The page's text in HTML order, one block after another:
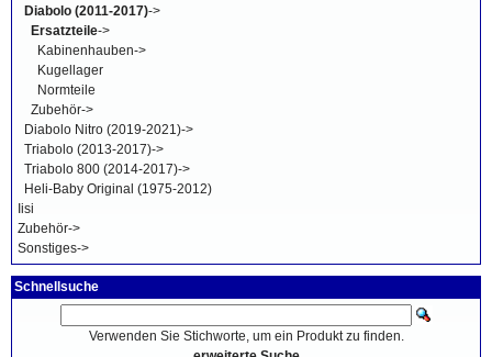
Diabolo (2011-2017)->
Ersatzteile->
Kabinenhauben->
Kugellager
Normteile
Zubehör->
Diabolo Nitro (2019-2021)->
Triabolo (2013-2017)->
Triabolo 800 (2014-2017)->
Heli-Baby Original (1975-2012)
Iisi
Zubehör->
Sonstiges->
Schnellsuche
Verwenden Sie Stichworte, um ein Produkt zu finden.